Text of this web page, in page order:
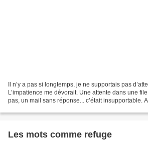
Il n’y a pas si longtemps, je ne supportais pas
L’impatience me dévorait. Une attente dans une
pas, un mail sans réponse... c’était insupportable.
Les mots comme refuge